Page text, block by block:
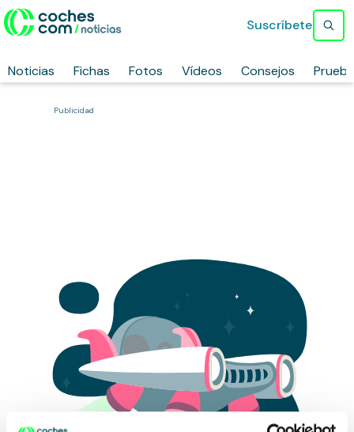
Noticias Fichas Fotos Vídeos Consejos
Suscríbete
Publicidad